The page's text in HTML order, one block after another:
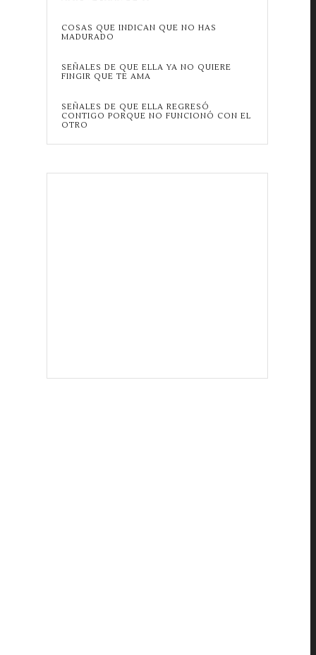
COSAS QUE INDICAN QUE NO HAS
MADURADO
SEÑALES DE QUE ELLA YA NO QUIERE
FINGIR QUE TE AMA
SEÑALES DE QUE ELLA REGRESÓ
CONTIGO PORQUE NO FUNCIONÓ CON EL
OTRO